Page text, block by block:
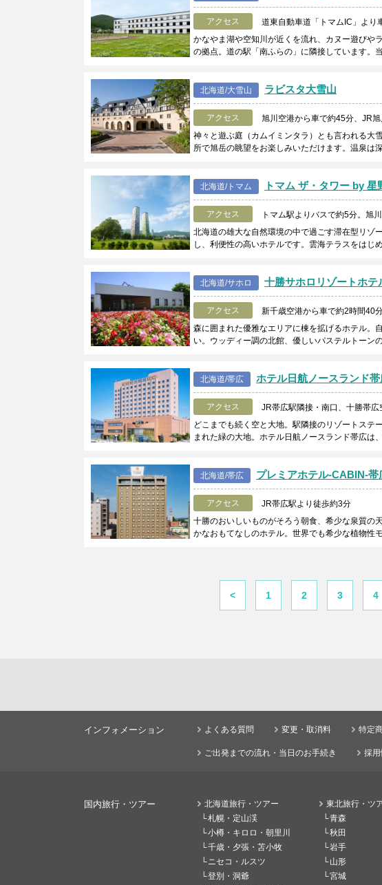
アクセス
道東自動車道「トマムIC」より
かなやま湖や空知川が近くを流れ、カヌー遊びや
の拠点。道の駅「南ふらの」に隣接しています
北海道/大雪山 ラビスタ大雪山
アクセス
旭川空港から車で約45分、JR
神々と遊ぶ庭（カムイミンタラ）とも言われる大
所で旭岳の眺望をお楽しみいただけます。温泉
北海道/トマム トマム ザ・タワー by 星
アクセス
トマム駅よりバスで約5分。旭
北海道の雄大な自然環境の中で過ごす滞在型リゾ
し、利便性の高いホテルです。雲海テラスをは
北海道/サホロ 十勝サホロリゾートホテ
アクセス
新千歳空港から車で約2時間40
森に囲まれた優雅なエリアに棟を拡げるホテル。
い。ウッディー調の北館、優しいパステルトー
北海道/帯広 ホテル日航ノースランド帯
アクセス
JR帯広駅隣接・南口、十勝帯
どこまでも続く空と大地。駅隣接のリゾートステ
まれた緑の大地。ホテル日航ノースランド帯広
北海道/帯広 プレミアホテル-CABIN-帯
アクセス
JR帯広駅より徒歩約3分
十勝のおいしいものがそろう朝食、希少な泉質の
かなおもてなしのホテル。世界でも希少な植物
< 1 2 3 4
インフォメーション よくある質問 変更・取消料 特定
ご出発までの流れ・当日のお手続き 採用
国内旅行・ツアー
北海道旅行・ツアー
札幌・定山渓
小樽・キロロ・朝里川
千歳・夕張・苫小牧
ニセコ・ルスツ
登別・洞爺
東北旅行・ツ
青森
秋田
岩手
山形
宮城